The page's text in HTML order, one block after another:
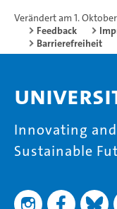
Verändert am 1. Oktober
Feedback
Barrierefreiheit
Innovating
Sustainable